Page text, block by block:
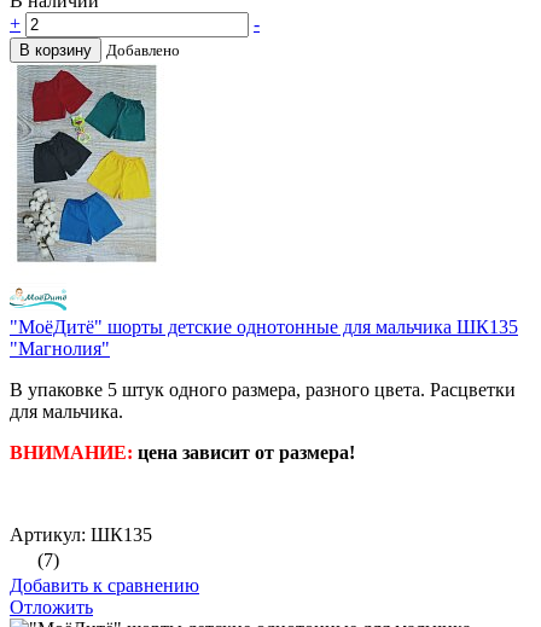
+
-
В корзину Добавлено
"МоёДитё" шорты детские однотонные для мальчика ШК135
"Магнолия"
В упаковке 5 штук одного размера, разного цвета. Расцветки
для мальчика.
ВНИМАНИЕ: цена зависит от размера!
Артикул: ШК135
(7)
Добавить к сравнению
Отложить